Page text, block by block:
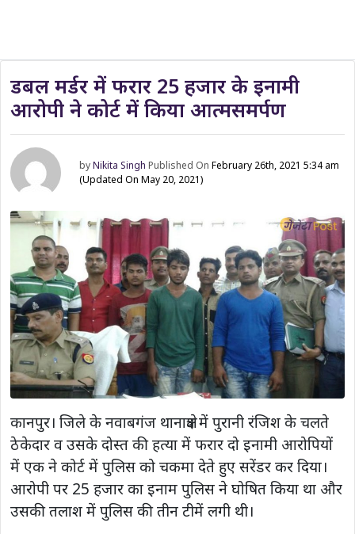
डबल मर्डर में फरार 25 हजार के इनामी
आरोपी ने कोर्ट में किया आत्मसमर्पण
byNikita Singh Published OnFebruary 26th, 2021 5:34 am
(Updated On May 20, 2021)
कानपुर। जिले के नवाबगंज थानाक्षेत्र में पुरानी रंजिश के चलते
ठेकेदार व उसके दोस्त की हत्या में फरार दो इनामी आरोपियों
में एक ने कोर्ट में पुलिस को चकमा देते हुए सरेंडर कर दिया।
आरोपी पर 25 हजार का इनाम पुलिस ने घोषित किया था और
उसकी तलाश में पुलिस की तीन टीमें लगी थी।